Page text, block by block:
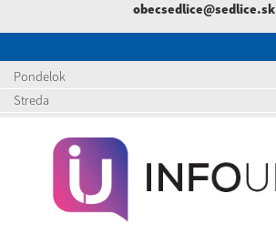
obecsedlice@sedlice.sk
Pondelok
Streda